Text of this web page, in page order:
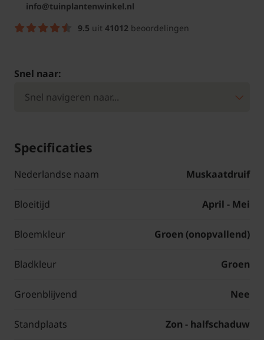
info@tuinplantenwinkel.nl
9.5 uit 41012 beoordelingen
Snel naar:
Specificaties
Nederlandse naam Muskaatdruif
Bloeitijd April - Mei
Bloemkleur Groen (onopvallend)
Bladkleur Groen
Groenblijvend Nee
Standplaats Zon - halfschaduw